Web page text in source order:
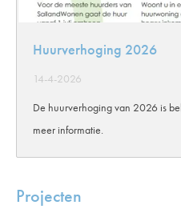
Huurverhoging 2026
14-4-2026
De huurverhoging van 2026 is
meer informatie.
Projecten